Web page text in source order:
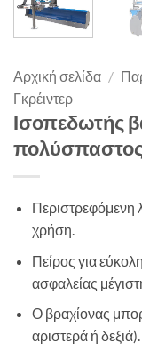
Αρχική σελίδα /
Γκρέιντερ
Ισοπεδωτής
Περιστρεφόμενη
χρήση.
Πείρος για
ασφαλείας
Ο βραχίονας
αριστερά ή δεξιά).